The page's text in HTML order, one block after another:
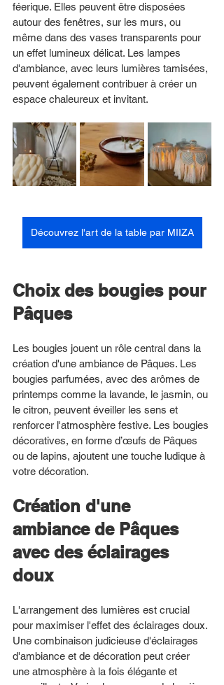
féerique. Elles peuvent être disposées
autour des fenêtres, sur les murs, ou
même dans des vases transparents pour
un effet lumineux délicat. Les lampes
d'ambiance, avec leurs lumières tamisées,
peuvent également contribuer à créer un
espace chaleureux et invitant.
Découvrez l'art de la table par MIIZA
Choix des bougies pour
Pâques
Les bougies jouent un rôle central dans la
création d'une ambiance de Pâques. Les
bougies parfumées, avec des arômes de
printemps comme la lavande, le jasmin, ou
le citron, peuvent éveiller les sens et
renforcer l'atmosphère festive. Les bougies
décoratives, en forme d’œufs de Pâques
ou de lapins, ajoutent une touche ludique à
votre décoration.
Création d'une
ambiance de Pâques
avec des éclairages
doux
L'arrangement des lumières est crucial
pour maximiser l'effet des éclairages doux.
Une combinaison judicieuse d'éclairages
d'ambiance et de décoration peut créer
une atmosphère à la fois élégante et